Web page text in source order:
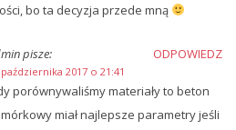
bo ta decyzja przede mną
pisze:
2017 o 21:41
porównywaliśmy materiały to beton
miał najlepsze parametry jeśli
ODPOWIEDZ